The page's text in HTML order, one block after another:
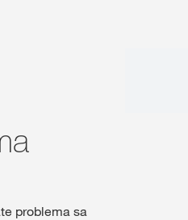
problema sa